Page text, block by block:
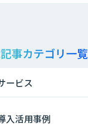
事カテゴリ一覧
ービス
入活用事例